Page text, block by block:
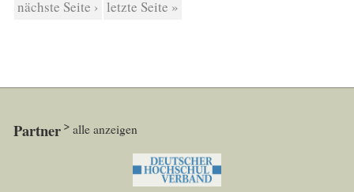
nächste Seite › letzte Seite »
Partner alle anzeigen